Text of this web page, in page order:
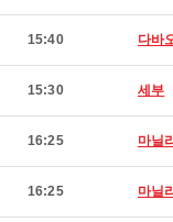
15:40 다바
15:30 세부
16:25 마닐
16:25 마닐